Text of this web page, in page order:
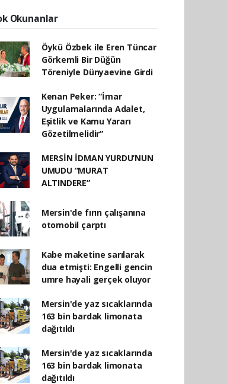
Okunanlar
Öykü Özbek ile Eren Tüncar
Görkemli Bir Düğün
Töreniyle Dünyaevine Girdi
Kenan Peker: “İmar
Uygulamalarında Adalet,
Eşitlik ve Kamu Yararı
Gözetilmelidir”
MERSİN İDMAN YURDU’NUN
UMUDU “MURAT
ALTINDERE”
Mersin'de fırın çalışanına
otomobil çarptı
Kabe maketine sarılarak
dua etmişti: Engelli gencin
umre hayali gerçek oluyor
Mersin'de yaz sıcaklarında
163 bin bardak limonata
dağıtıldı
Mersin'de yaz sıcaklarında
163 bin bardak limonata
dağıtıldı